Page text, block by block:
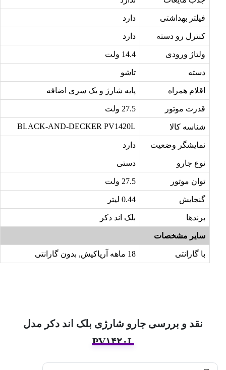
فیلتر بهداشتی دارد
کنترل رو دسته دارد
ولتاژ ورودی 14.4 ولت
دسته تاشو
اقلام همراه پایه شارژ و یک سری اضافه
قدرت موتور 27.5 ولت
شناسه کالا BLACK-AND-DECKER PV1420L
نمایشگر وضعیت دارد
نوع جارو دستی
توان موتور 27.5 ولت
گنجایش 0.44 لیتر
برندها بلک اند دکر
سایر مشخصات
با گارانتی 18 ماهه آریاکیش, بدون گارانتی
نقد و بررسی جارو شارژی بلک اند دکر مدل
PV۱۴۲۰L